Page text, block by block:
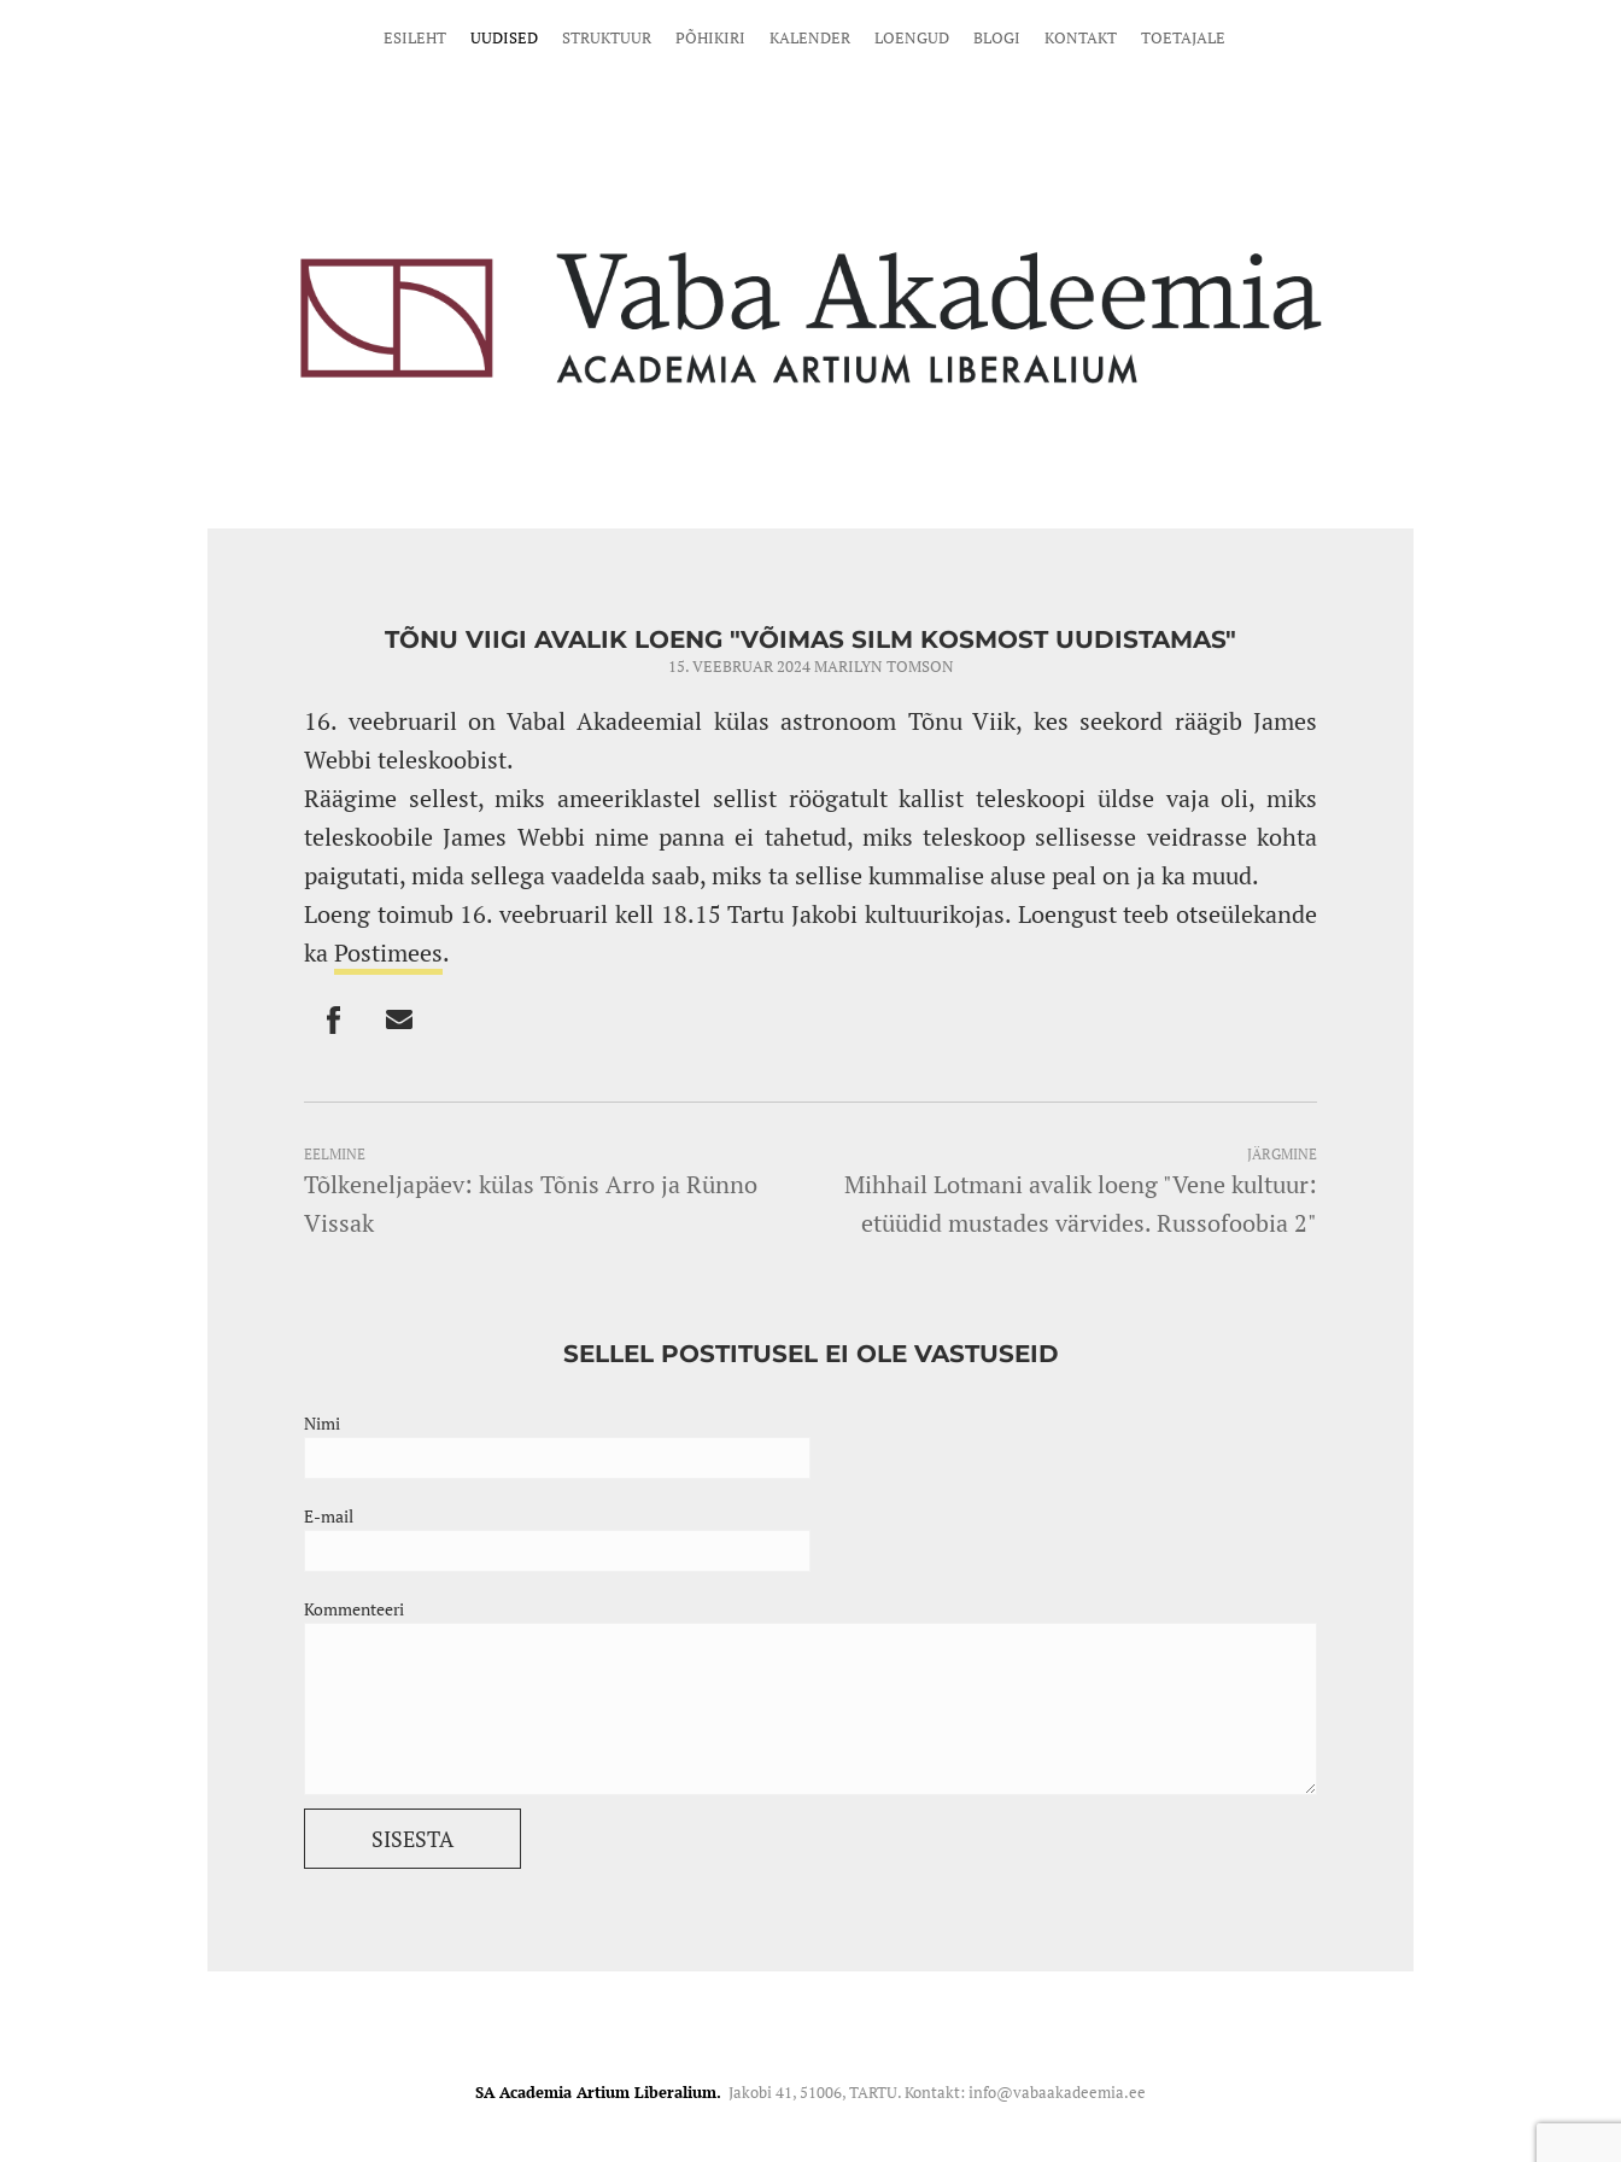
ESILEHT UUDISED STRUKTUUR PÕHIKIRI KALENDER LOENGUD BLOGI KONTAKT TOETAJALE
TÕNU VIIGI AVALIK LOENG "VÕIMAS SILM KOSMOST UUDISTAMAS"
15. VEEBRUAR 2024MARILYN TOMSON
16. veebruaril on Vabal Akadeemial külas astronoom Tõnu Viik, kes seekord räägib James
Webbi teleskoobist.
Räägime sellest, miks ameeriklastel sellist röögatult kallist teleskoopi üldse vaja oli, miks
teleskoobile James Webbi nime panna ei tahetud, miks teleskoop sellisesse veidrasse kohta
paigutati, mida sellega vaadelda saab, miks ta sellise kummalise aluse peal on ja ka muud.
Loeng toimub 16. veebruaril kell 18.15 Tartu Jakobi kultuurikojas. Loengust teeb otseülekande
kaPostimees.
EELMINE
Tõlkeneljapäev: külas Tõnis Arro ja Rünno
Vissak
JÄRGMINE
Mihhail Lotmani avalik loeng "Vene kultuur:
etüüdid mustades värvides. Russofoobia 2"
SELLEL POSTITUSEL EI OLE VASTUSEID
Nimi
E-mail
Kommenteeri
SA Academia Artium Liberalium. Jakobi 41, 51006, TARTU. Kontakt: info@vabaakadeemia.ee